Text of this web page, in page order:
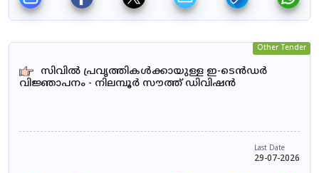
Other Tender
സിവിൽ പ്രവൃത്തികൾക്കായുള്ള ഇ-ടെൻഡർ
വിജ്ഞാപനം - നിലമ്പൂർ സൗത്ത് ഡിവിഷൻ
Last Date
29-07-2026